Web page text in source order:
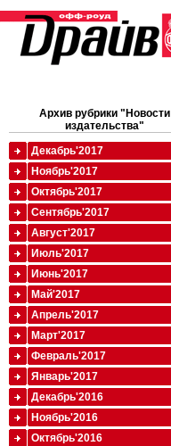
Архив рубрики "Новости
издательства"
Декабрь'2017
Ноябрь'2017
Октябрь'2017
Сентябрь'2017
Август'2017
Июль'2017
Июнь'2017
Май'2017
Апрель'2017
Март'2017
Февраль'2017
Январь'2017
Декабрь'2016
Ноябрь'2016
Октябрь'2016